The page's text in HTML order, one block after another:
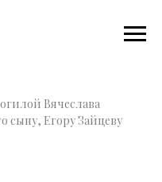
Вячеслава
сыну, Егору Зайцеву